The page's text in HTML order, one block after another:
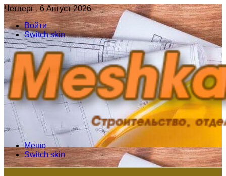
Четверг , 6 Август 2026
Войти
Switch skin
Меню
Switch skin